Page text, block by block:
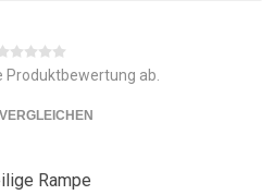
Produktbewertung ab.
VERGLEICHEN
Rampe